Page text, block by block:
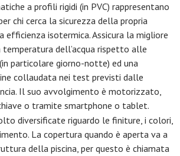
a profili rigidi (in PVC) rappresentano
chi cerca la sicurezza della propria
efficienza isotermica. Assicura la migliore
dell’acqua rispetto alle
particolare giorno-notte) ed una
collaudata nei test previsti dalle
Il suo avvolgimento è motorizzato,
o tramite smartphone o tablet.
diversificate riguardo le finiture, i colori,
La copertura quando è aperta va a
della piscina, per questo è chiamata